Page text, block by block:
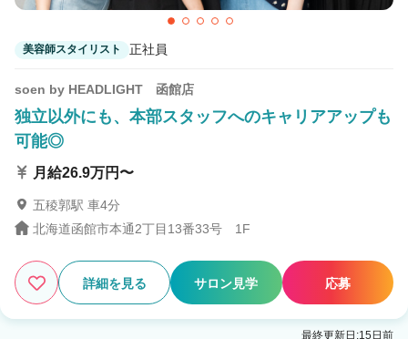
美容師スタイリスト 正社員
soen by HEADLIGHT 函館店
独立以外にも、本部スタッフへのキャリアアップも
可能◎
月給26.9万円〜
五稜郭駅 車4分
北海道函館市本通2丁目13番33号 1F
詳細を見る サロン見学 応募
最終更新日:15日前